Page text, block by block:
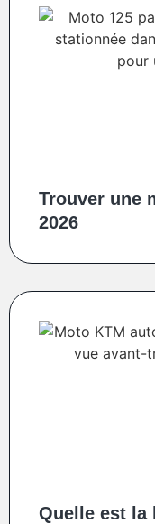
Trouver une
2026
Quelle est la